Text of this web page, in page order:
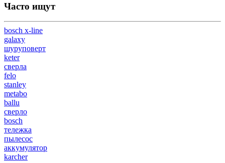
Часто ищут
bosch x-line
galaxy
шуруповерт
keter
сверла
felo
stanley
metabo
ballu
сверло
bosch
тележка
пылесос
аккумулятор
karcher